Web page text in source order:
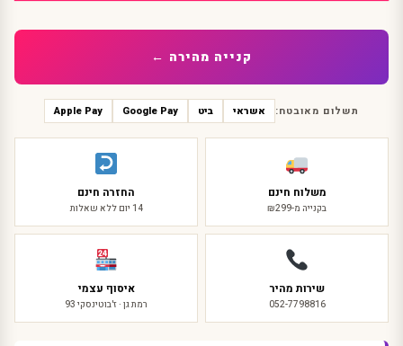
קנייה מהירה ←
תשלום מאובטח: אשראי ביט Google Pay
Apple Pay
משלוח חינם
בקנייה מ-₪299
החזרה חינם
14 יום ללא שאלות
שירות מהיר
052-7798816
איסוף עצמי
רמת גן · ז'בוטינסקי 93